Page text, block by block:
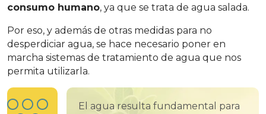
consumo humano, ya que se trata de agua salada.
Por eso, y además de otras medidas para no
desperdiciar agua, se hace necesario poner en
marcha sistemas de tratamiento de agua que nos
permita utilizarla.
El agua resulta fundamental para